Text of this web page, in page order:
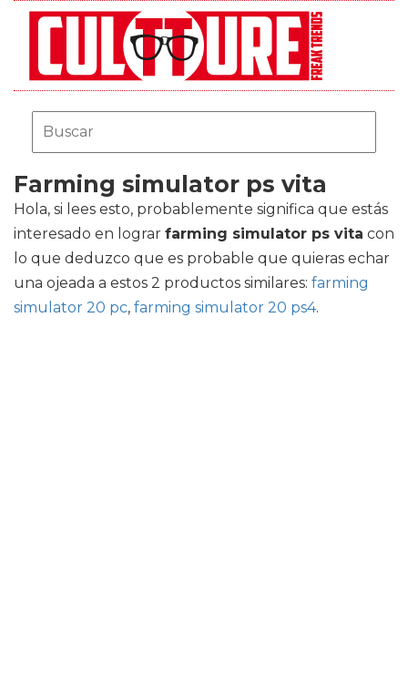
Farming simulator ps vita
Hola, si lees esto, probablemente significa que estás
interesado en lograr farming simulator ps vita con
lo que deduzco que es probable que quieras echar
una ojeada a estos 2 productos similares: farming
simulator 20 pc, farming simulator 20 ps4.